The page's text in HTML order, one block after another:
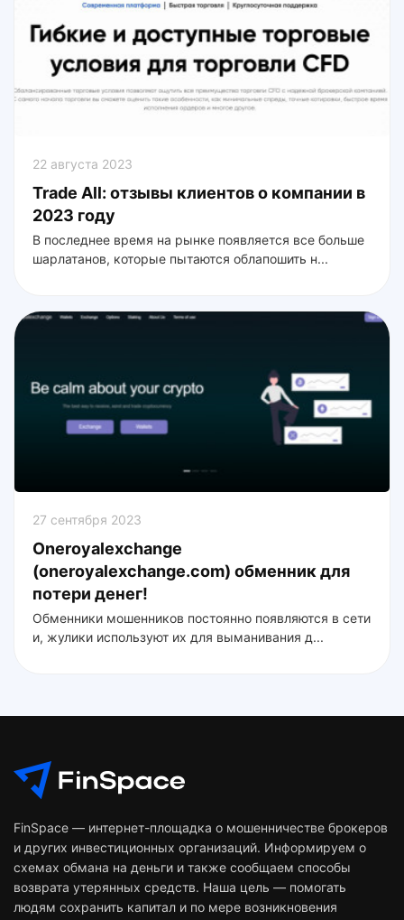
22 августа 2023
Trade All: отзывы клиентов о компании в
2023 году
В последнее время на рынке появляется все больше
шарлатанов, которые пытаются облапошить н...
27 сентября 2023
Oneroyalexchange
(oneroyalexchange.com) обменник для
потери денег!
Обменники мошенников постоянно появляются в сети
и, жулики используют их для выманивания д...
FinSpace — интернет-площадка о мошенничестве брокеров
и других инвестиционных организаций. Информируем о
схемах обмана на деньги и также сообщаем способы
возврата утерянных средств. Наша цель — помогать
людям сохранить капитал и по мере возникновения